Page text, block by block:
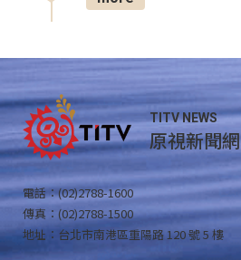
TITV NEWS
原視新聞網
電話：(02)2788-1600
傳真：(02)2788-1500
地址：台北市南港區重陽路 120 號 5 樓